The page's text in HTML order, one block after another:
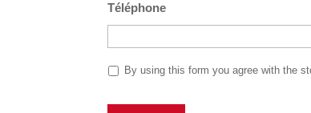
Téléphone
P
By using this form you agree with the